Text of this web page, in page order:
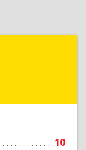
10
Посадский